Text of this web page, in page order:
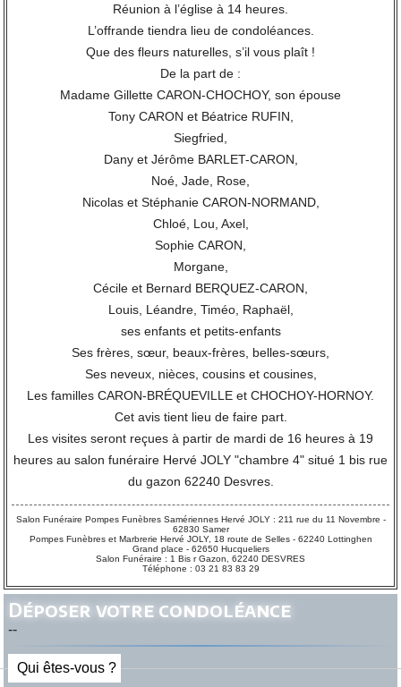
Réunion à l’église à 14 heures.
L’offrande tiendra lieu de condoléances.
Que des fleurs naturelles, s’il vous plaît !
De la part de :
Madame Gillette CARON-CHOCHOY, son épouse
Tony CARON et Béatrice RUFIN,
Siegfried,
Dany et Jérôme BARLET-CARON,
Noé, Jade, Rose,
Nicolas et Stéphanie CARON-NORMAND,
Chloé, Lou, Axel,
Sophie CARON,
Morgane,
Cécile et Bernard BERQUEZ-CARON,
Louis, Léandre, Timéo, Raphaël,
ses enfants et petits-enfants
Ses frères, sœur, beaux-frères, belles-sœurs,
Ses neveux, nièces, cousins et cousines,
Les familles CARON-BRÉQUEVILLE et CHOCHOY-HORNOY.
Cet avis tient lieu de faire part.
Les visites seront reçues à partir de mardi de 16 heures à 19
heures au salon funéraire Hervé JOLY "chambre 4" situé 1 bis rue
du gazon 62240 Desvres.
Salon Funéraire Pompes Funèbres Samériennes Hervé JOLY : 211 rue du 11 Novembre -
62830 Samer
Pompes Funèbres et Marbrerie Hervé JOLY, 18 route de Selles - 62240 Lottinghen
Grand place - 62650 Hucqueliers
Salon Funéraire : 1 Bis r Gazon, 62240 DESVRES
Téléphone : 03 21 83 83 29
Déposer votre condoléance
--
Qui êtes-vous ?